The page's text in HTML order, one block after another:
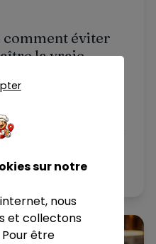
comment éviter
la vraie
encore des
critères pour repérer
plus se faire piéger.
sur notre
nous
et collectons
être